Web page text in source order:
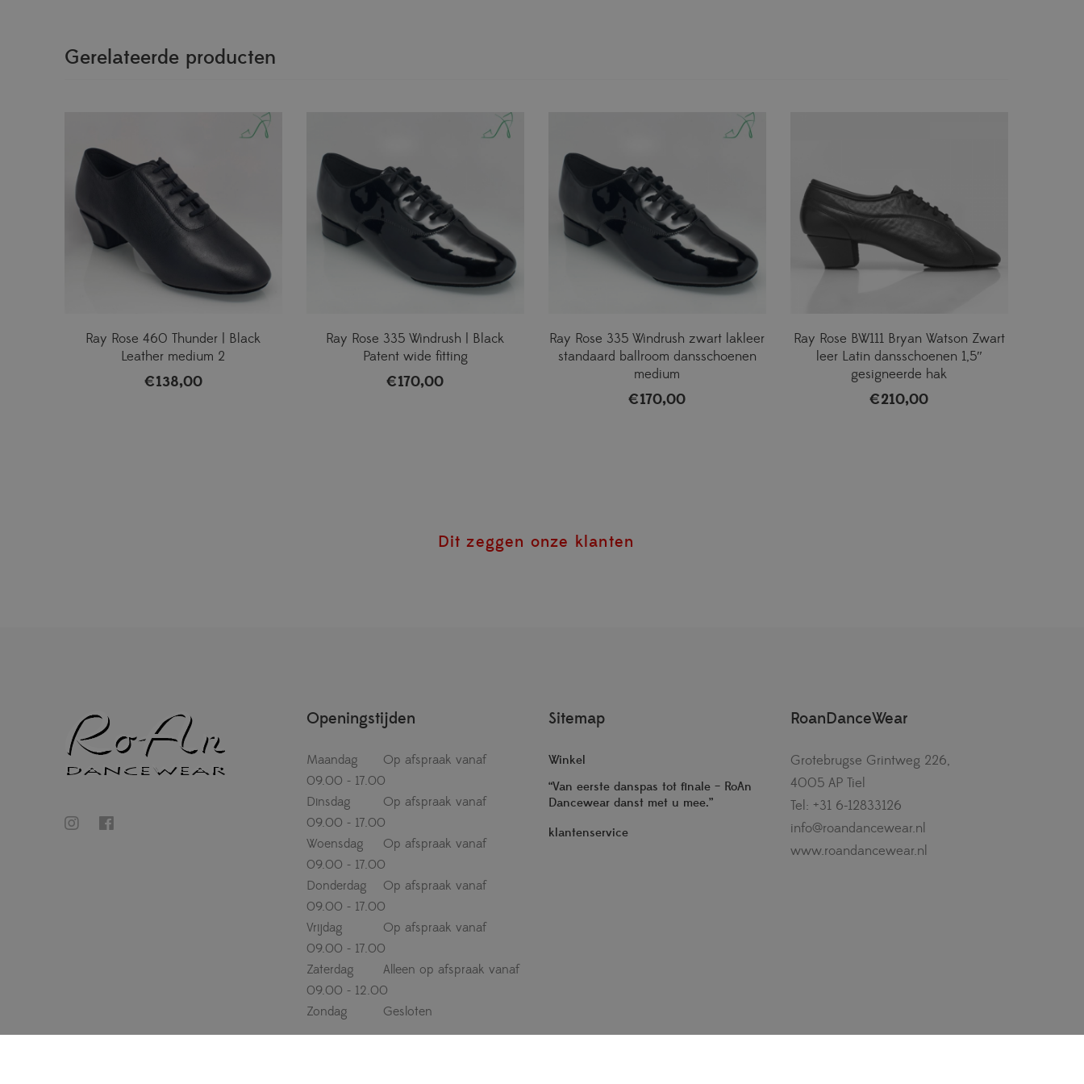
Gerelateerde producten
Ray Rose 460 Thunder | Black
Leather medium 2
€138,00
Ray Rose 335 Windrush | Black
Patent wide fitting
€170,00
Ray Rose 335 Windrush zwart lakleer
standaard ballroom dansschoenen
medium
€170,00
Ray Rose BW111 Bryan Watson Zwart
leer Latin dansschoenen 1,5″
gesigneerde hak
€210,00
Dit zeggen onze klanten
Openingstijden
Maandag
Op afspraak vanaf
09.00 - 17.00
Dinsdag
Op afspraak vanaf
09.00 - 17.00
Woensdag
Op afspraak vanaf
09.00 - 17.00
Donderdag
Op afspraak vanaf
09.00 - 17.00
Vrijdag
Op afspraak vanaf
09.00 - 17.00
Zaterdag
Alleen op afspraak vanaf
09.00 - 12.00
Zondag
Gesloten
Sitemap
Winkel
“Van eerste danspas tot finale – RoAn
Dancewear danst met u mee.”
klantenservice
RoanDanceWear
Grotebrugse Grintweg 226,
4005 AP Tiel
Tel: +31 6-12833126
info@roandancewear.nl
www.roandancewear.nl